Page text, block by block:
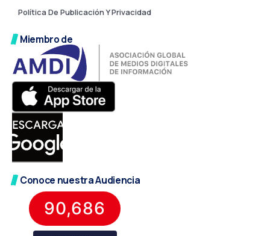
Política De Publicación Y Privacidad
Miembro de
Conoce nuestra Audiencia
90,686